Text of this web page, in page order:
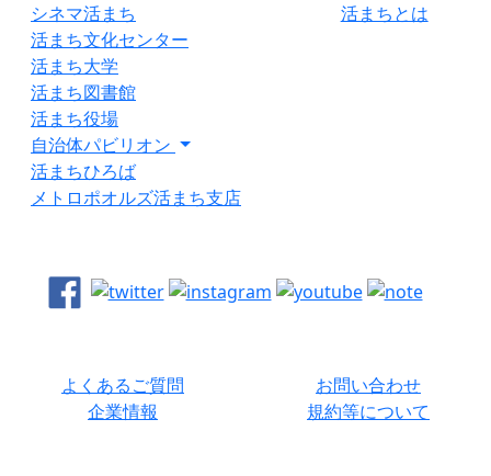
シネマ活まち
活まち文化センター
活まち大学
活まち図書館
活まち役場
自治体パビリオン
活まちひろば
メトロポオルズ活まち支店
活まちとは
よくあるご質問
お問い合わせ
企業情報
規約等について